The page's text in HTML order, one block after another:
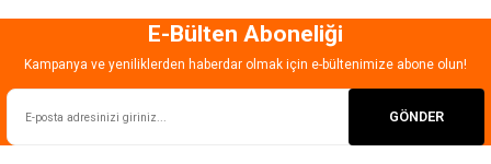
Gönder
E-Bülten Aboneliği
Kampanya ve yeniliklerden haberdar olmak için e-bültenimize abone olun!
GÖNDER